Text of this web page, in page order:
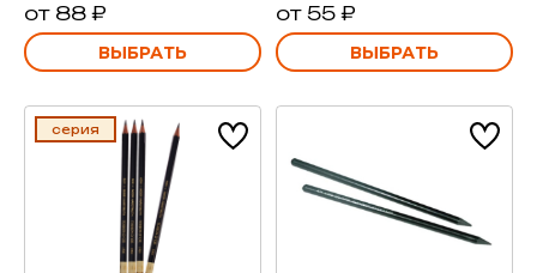
от 88 ₽
ВЫБРАТЬ
от 55 ₽
ВЫБРАТЬ
серия